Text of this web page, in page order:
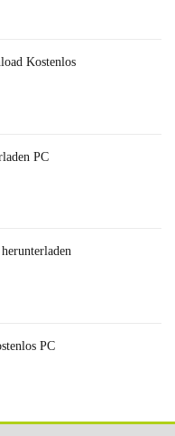
Kostenlos
PC
PC